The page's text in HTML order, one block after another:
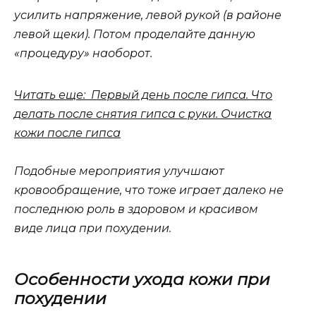
усилить напряжение, левой рукой (в районе
левой щеки). Потом проделайте данную
«процедуру» наоборот.
Читать еще: Первый день после гипса. Что
делать после снятия гипса с руки. Очистка
кожи после гипса
Подобные мероприятия улучшают
кровообращение, что тоже играет далеко не
последнюю роль в здоровом и красивом
виде лица при похудении.
Особенности ухода кожи при
похудении